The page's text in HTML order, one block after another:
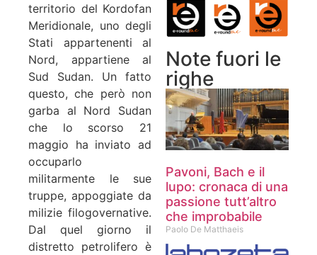
territorio del Kordofan
Meridionale, uno degli
Stati appartenenti al
Nord, appartiene al
Sud Sudan. Un fatto
questo, che però non
garba al Nord Sudan
che lo scorso 21
maggio ha inviato ad
occuparlo
militarmente le sue
truppe, appoggiate da
milizie filogovernative.
Dal quel giorno il
distretto petrolifero è
Note fuori le
righe
Pavoni, Bach e il
lupo: cronaca di una
passione tutt’altro
che improbabile
Paolo De Matthaeis